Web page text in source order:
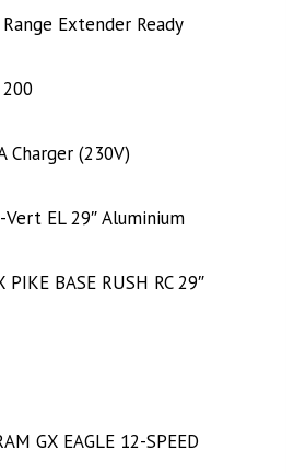
Extender Ready
Charger (230V)
Vert EL 29″ Aluminium
PIKE BASE RUSH RC 29″
GX EAGLE 12-SPEED